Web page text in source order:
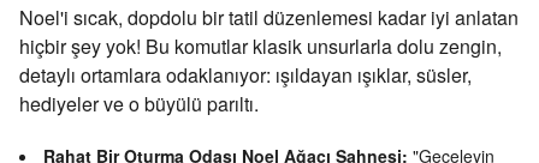
Noel'i sıcak, dopdolu bir tatil düzenlemesi kadar iyi anlatan
hiçbir şey yok! Bu komutlar klasik unsurlarla dolu zengin,
detaylı ortamlara odaklanıyor: ışıldayan ışıklar, süsler,
hediyeler ve o büyülü parıltı.
Rahat Bir Oturma Odası Noel Ağacı Sahnesi: "Geceleyin